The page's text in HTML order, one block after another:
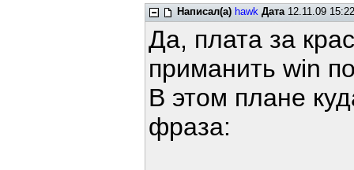
Написал(а) hawk Дата12.11.09 15:22
Да, плата за
приманить win
В этом плане
фраза: